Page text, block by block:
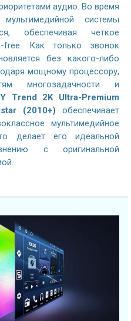
аудио. Во время
системы
обеспечивая четкое
Как только звонок
без какого-либо
мощному процессору,
многозадачности и
Trend 2K Ultra-Premium
(2010+) обеспечивает
мультимедийное
делает его идеальной
с оригинальной